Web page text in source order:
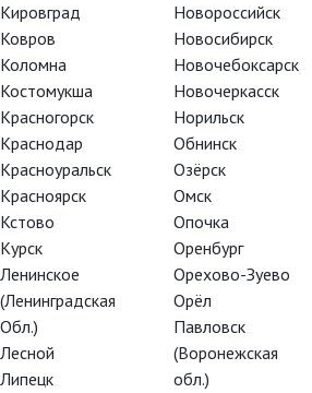
1
искусства, не забывайте
—
анонсы новых фильмов о
Кировград
Ковров
Коломна
Костомукша
Красногорск
Краснодар
Красноуральск
Красноярск
Кстово
Курск
Ленинское
(Ленинградская
Обл.)
Лесной
Липецк
Новороссийск
Новосибирск
Новочебоксарск
Новочеркасск
Норильск
Обнинск
Озёрск
Омск
Опочка
Оренбург
Орехово-Зуево
Орёл
Павловск
(Воронежская
обл.)